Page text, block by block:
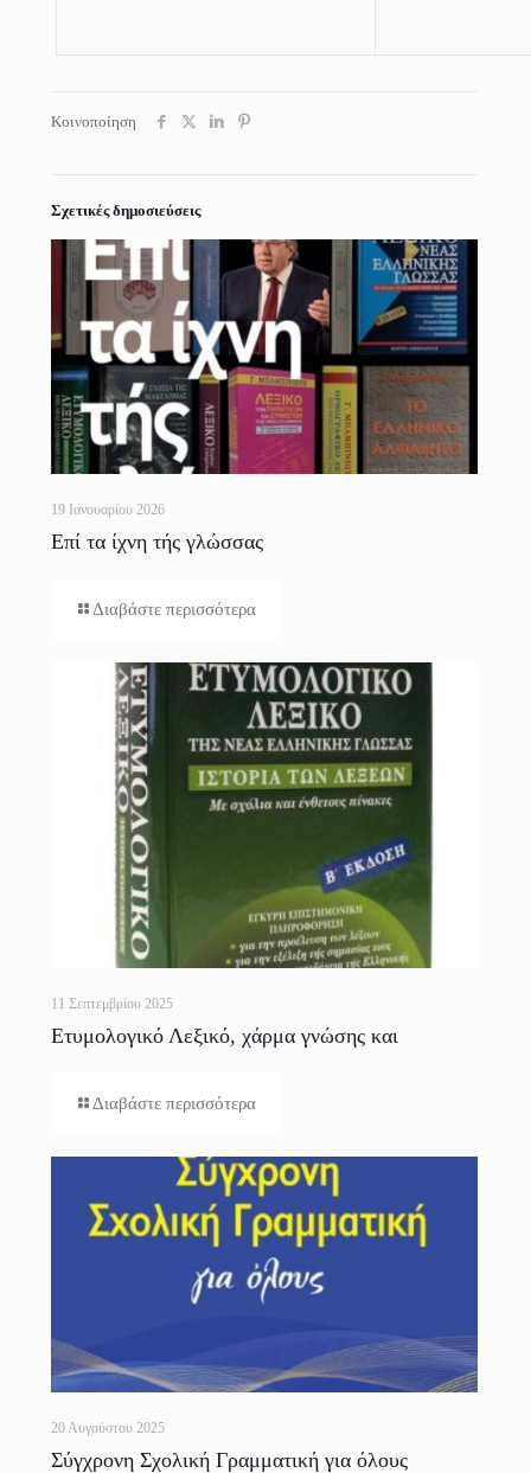
Κοινοποίηση
Σχετικές δημοσιεύσεις
19 Ιανουαρίου 2026
Επί τα ίχνη τής γλώσσας
Διαβάστε περισσότερα
11 Σεπτεμβρίου 2025
Ετυμολογικό Λεξικό, χάρμα γνώσης και
Διαβάστε περισσότερα
20 Αυγούστου 2025
Σύγχρονη Σχολική Γραμματική για όλους